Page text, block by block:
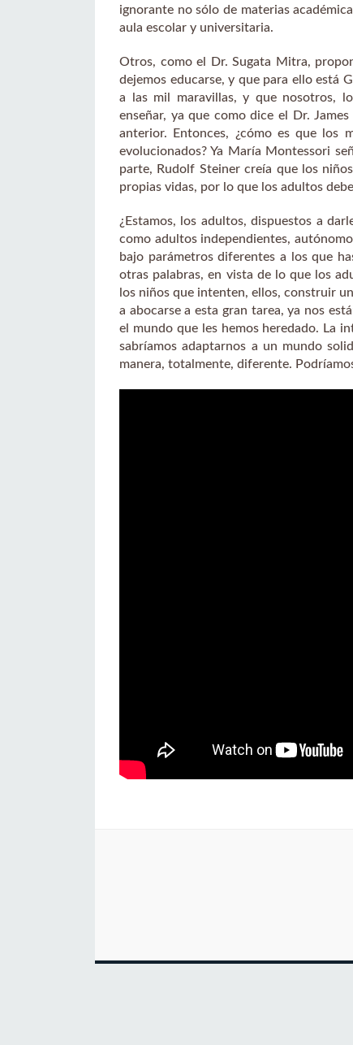
ignorante no sólo de materias
aula escolar y universitaria.
Otros, como el Dr. Sugata Mitra,
dejemos educarse, y que para ello está
a las mil maravillas, y que nosotros,
enseñar, ya que como dice el Dr.
anterior. Entonces, ¿cómo es que los
evolucionados? Ya María Montessori
parte, Rudolf Steiner creía que los
propias vidas, por lo que los adultos
¿Estamos, los adultos, dispuestos a
como adultos independientes,
bajo parámetros diferentes a los que
otras palabras, en vista de lo que los
los niños que intenten, ellos, construir
a abocarse a esta gran tarea, ya nos
el mundo que les hemos heredado. La
sabríamos adaptarnos a un mundo
manera, totalmente, diferente.